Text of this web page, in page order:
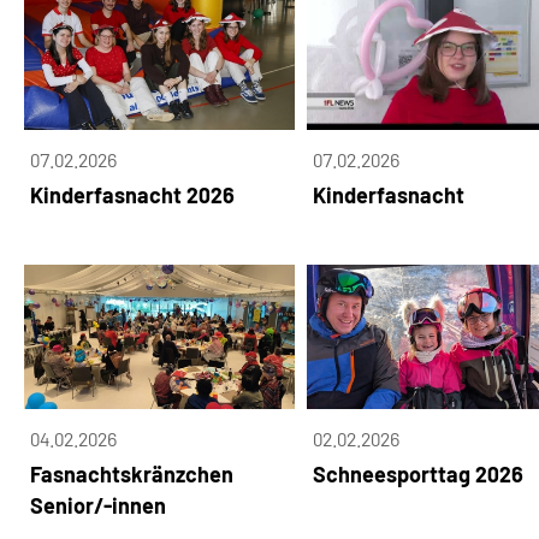
07.02.2026
Kinderfasnacht 2026
07.02.2026
Kinderfasnacht
04.02.2026
Fasnachtskränzchen
Senior/-innen
02.02.2026
Schneesporttag 2026